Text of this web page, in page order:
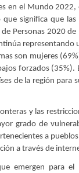
en el Mundo
significa que
Personas 2020
son mujeres
forzados
de la región para
y las
grado de
a
a través de
emergen para